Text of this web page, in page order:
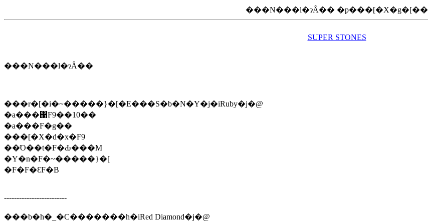
���N���l�ɂȂ�� �p���[�X�g�[��
SUPER STONES
���N���l�ɂȂ��
���r�[�i�~�����}�[�E���S�b�N�Y�j�iRuby�j�@
�a���΁F9��10��
�a���F�g��
���[�X�d�x�F9
��Ό��t�F�Ԃ���M
�Y�n�F�~�����}�[
�F�F�ԐF�B
-------------------------
���b�h�_�C�������h�iRed Diamond�j�@